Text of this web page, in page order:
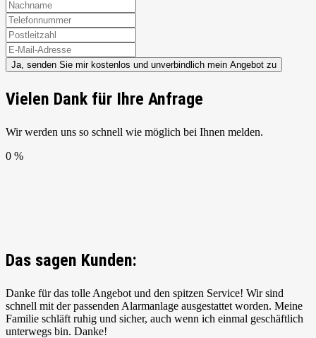
Ja, senden Sie mir kostenlos und unverbindlich mein Angebot zu
Vielen Dank für Ihre Anfrage
Wir werden uns so schnell wie möglich bei Ihnen melden.
0 %
Das sagen Kunden:
Danke für das tolle Angebot und den spitzen Service! Wir sind
schnell mit der passenden Alarmanlage ausgestattet worden. Meine
Familie schläft ruhig und sicher, auch wenn ich einmal geschäftlich
unterwegs bin. Danke!